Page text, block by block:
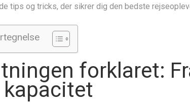
tips og tricks, der sikrer dig den bedste
forklaret: